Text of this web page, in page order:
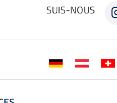
SUIS-NOUS